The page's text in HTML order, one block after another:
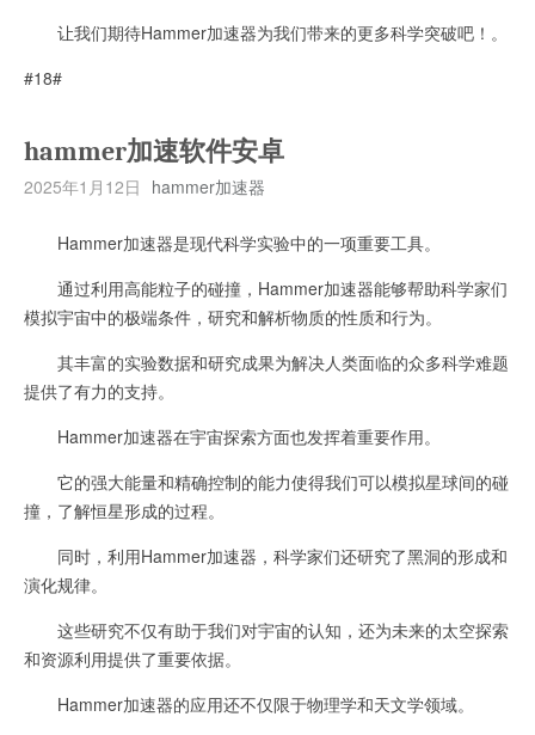
让我们期待Hammer加速器为我们带来的更多科学突破吧！。
#18#
hammer加速软件安卓
2025年1月12日 hammer加速器
Hammer加速器是现代科学实验中的一项重要工具。
通过利用高能粒子的碰撞，Hammer加速器能够帮助科学家们
模拟宇宙中的极端条件，研究和解析物质的性质和行为。
其丰富的实验数据和研究成果为解决人类面临的众多科学难题
提供了有力的支持。
Hammer加速器在宇宙探索方面也发挥着重要作用。
它的强大能量和精确控制的能力使得我们可以模拟星球间的碰
撞，了解恒星形成的过程。
同时，利用Hammer加速器，科学家们还研究了黑洞的形成和
演化规律。
这些研究不仅有助于我们对宇宙的认知，还为未来的太空探索
和资源利用提供了重要依据。
Hammer加速器的应用还不仅限于物理学和天文学领域。